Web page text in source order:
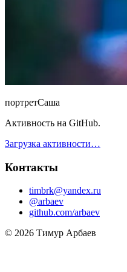
портретСаша
Активность на GitHub.
Загрузка активности…
Контакты
timbrk@yandex.ru
@arbaev
github.com/arbaev
© 2026 Тимур Арбаев